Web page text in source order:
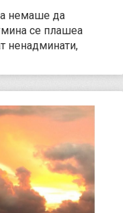
немаше да
се плашеа
ненадминати,